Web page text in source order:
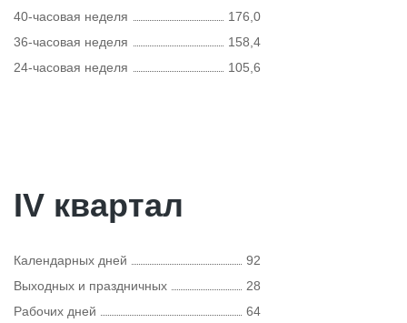
40-часовая неделя
176,0
36-часовая неделя
158,4
24-часовая неделя
105,6
IV квартал
Календарных дней
92
Выходных и праздничных
28
Рабочих дней
64